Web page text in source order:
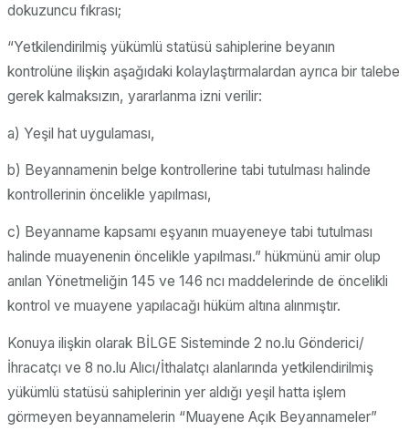
dokuzuncu fıkrası;
“Yetkilendirilmiş yükümlü statüsü sahiplerine beyanın
kontrolüne ilişkin aşağıdaki kolaylaştırmalardan ayrıca bir talebe
gerek kalmaksızın, yararlanma izni verilir:
a) Yeşil hat uygulaması,
b) Beyannamenin belge kontrollerine tabi tutulması halinde
kontrollerinin öncelikle yapılması,
c) Beyanname kapsamı eşyanın muayeneye tabi tutulması
halinde muayenenin öncelikle yapılması.” hükmünü amir olup
anılan Yönetmeliğin 145 ve 146 ncı maddelerinde de öncelikli
kontrol ve muayene yapılacağı hüküm altına alınmıştır.
Konuya ilişkin olarak BİLGE Sisteminde 2 no.lu Gönderici/
İhracatçı ve 8 no.lu Alıcı/İthalatçı alanlarında yetkilendirilmiş
yükümlü statüsü sahiplerinin yer aldığı yeşil hatta işlem
görmeyen beyannamelerin “Muayene Açık Beyannameler”